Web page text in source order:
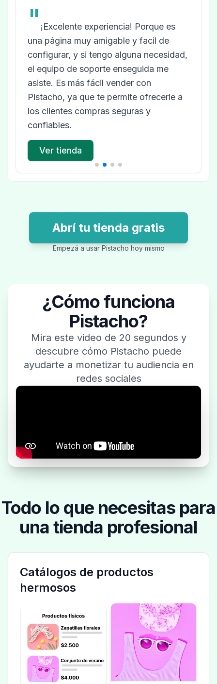
" ¡Excelente experiencia! Porque es
una página muy amigable y facil de
configurar, y si tengo alguna necesidad,
el equipo de soporte enseguida me
asiste. Es más fácil vender con
Pistacho, ya que te permite ofrecerle a
los clientes compras seguras y
confiables.
Ver tienda
Abrí tu tienda gratis
Empezá a usar Pistacho hoy mismo
¿Cómo funciona
Pistacho?
Mira este video de 20 segundos y
descubre cómo Pistacho puede
ayudarte a monetizar tu audiencia en
redes sociales
Todo lo que necesitas para
una tienda profesional
Catálogos de productos
hermosos